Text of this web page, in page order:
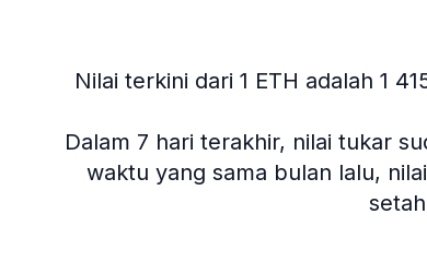
Nilai terkini dari 1 ETH adalah 1
Dalam 7 hari terakhir, nilai tukar
waktu yang sama bulan lalu,